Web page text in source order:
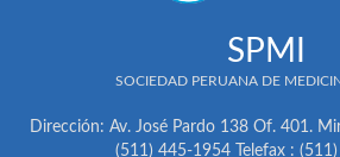
SPMI
SOCIEDAD PERUANA DE
Dirección: Av. José Pardo 138 Of. 401.
(511) 445-1954 Telefax :